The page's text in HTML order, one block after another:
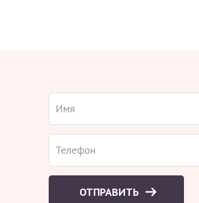
ОТПРАВИТЬ